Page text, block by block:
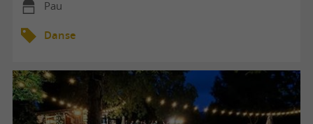
Pau
Danse